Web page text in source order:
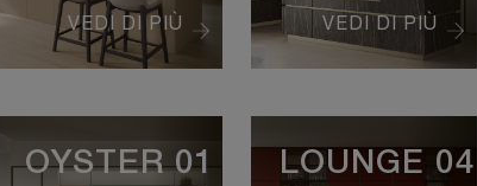
VEDI DI PIÙ VEDI DI PIÙ
OYSTER 01 LOUNGE 04